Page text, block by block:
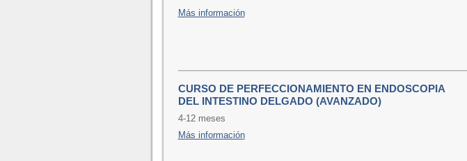
Más información
CURSO DE PERFECCIONAMIENTO EN ENDOSCOPIA
DEL INTESTINO DELGADO (AVANZADO)
4-12 meses
Más información